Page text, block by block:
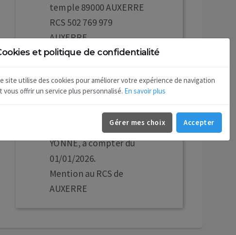
temple 89000 AUXERRE
RCS 502 769 979
AUXERRE
L'associé unique, en date
de transférer le siège
social au Centre
commercial Super Rami
89290 CHAMPS SUR
YONNE, à compter du
01/01/2026.
Mention au RCS de
AUXERRE
et politique de confidentialité
site utilise des cookies pour améliorer votre expérience de navigation
vous offrir un service plus personnalisé. En savoir plus
Gérer mes choix Accepter